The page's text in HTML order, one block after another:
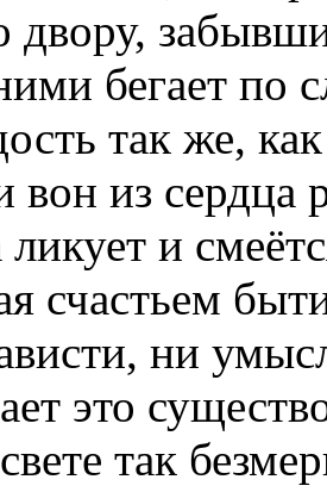
двору,
бегает по
так же,
вон из сердца
и
счастьем
ни
это
так